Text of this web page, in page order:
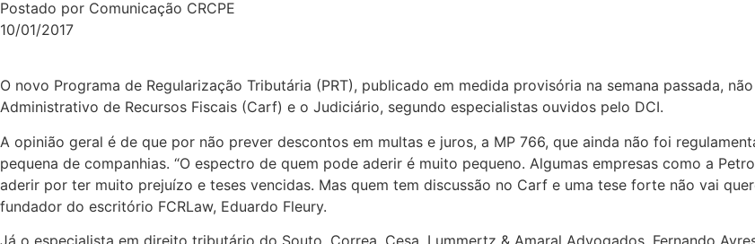
Postado por Comunicação CRCPE
10/01/2017
O novo Programa de Regularização Tributária (PRT), publicado em medida provisória na semana passada,
Administrativo de Recursos Fiscais (Carf) e o Judiciário, segundo especialistas ouvidos pelo DCI.
A opinião geral é de que por não prever descontos em multas e juros, a MP 766, que ainda não foi
pequena de companhias. “O espectro de quem pode aderir é muito pequeno. Algumas empresas como a
aderir por ter muito prejuízo e teses vencidas. Mas quem tem discussão no Carf e uma tese forte não vai
fundador do escritório FCRLaw, Eduardo Fleury.